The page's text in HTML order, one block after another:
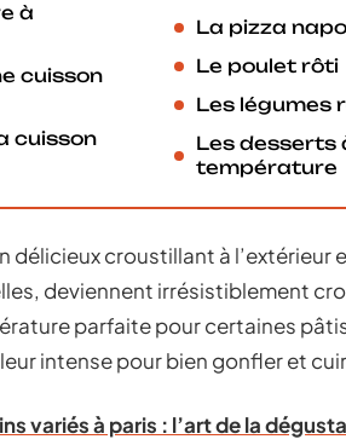
à
cuisson
cuisson
La pizza
Le poulet rôti
Les légumes
Les desserts
température
délicieux croustillant à l’extérieur
deviennent irrésistiblement
parfaite pour certaines
intense pour bien gonfler et
variés à paris : l’art de la